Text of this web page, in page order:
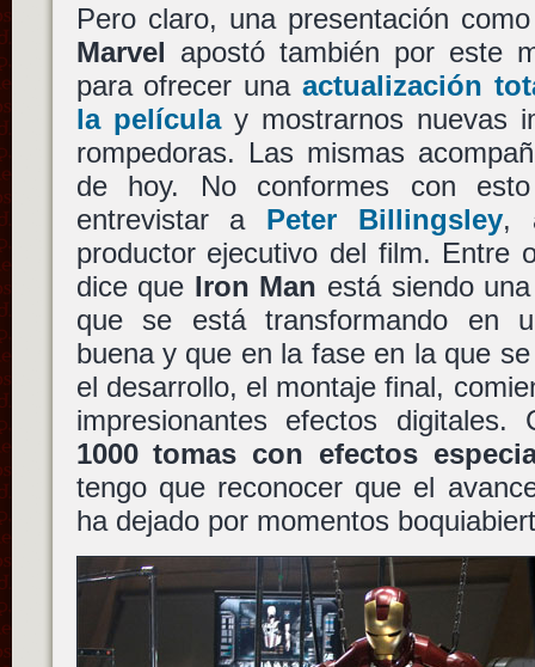
Pero claro, una presentación
Marvel apostó también por este
para ofrecer unaactualización
la películay mostrarnos nuevas
rompedoras. Las mismas
de hoy. No conformes con esto
entrevistar a Peter Billingsley,
productor ejecutivo del film. Entre
dice que Iron Man está siendo
que se está transformando en
buena y que en la fase en la que
el desarrollo, el montaje final,
impresionantes efectos
1000 tomas con efectos
tengo que reconocer que el
ha dejado por momentos